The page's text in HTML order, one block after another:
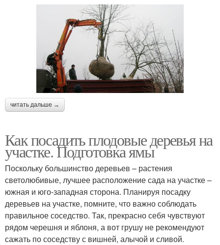
читать дальше →
Как посадить плодовые деревья на
участке. Подготовка ямы
Поскольку большинство деревьев – растения
светолюбивые, лучшее расположение сада на участке –
южная и юго-западная сторона. Планируя посадку
деревьев на участке, помните, что важно соблюдать
правильное соседство. Так, прекрасно себя чувствуют
рядом черешня и яблоня, а вот грушу не рекомендуют
сажать по соседству с вишней, алычой и сливой.